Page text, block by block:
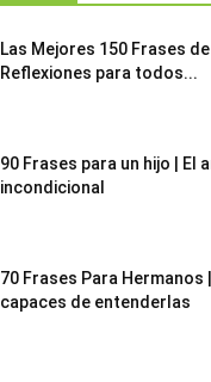
Las Mejores 150 Frases de
Reflexiones para todos...
90 Frases para un hijo | El
incondicional
70 Frases Para
capaces de entenderlas